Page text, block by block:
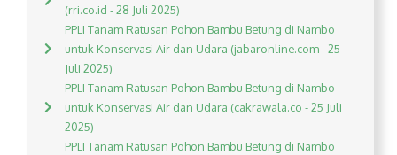
(rri.co.id - 28 Juli 2025)
PPLI Tanam Ratusan Pohon Bambu Betung di Nambo
untuk Konservasi Air dan Udara (jabaronline.com - 25
Juli 2025)
PPLI Tanam Ratusan Pohon Bambu Betung di Nambo
untuk Konservasi Air dan Udara (cakrawala.co - 25 Juli
2025)
PPLI Tanam Ratusan Pohon Bambu Betung di Nambo